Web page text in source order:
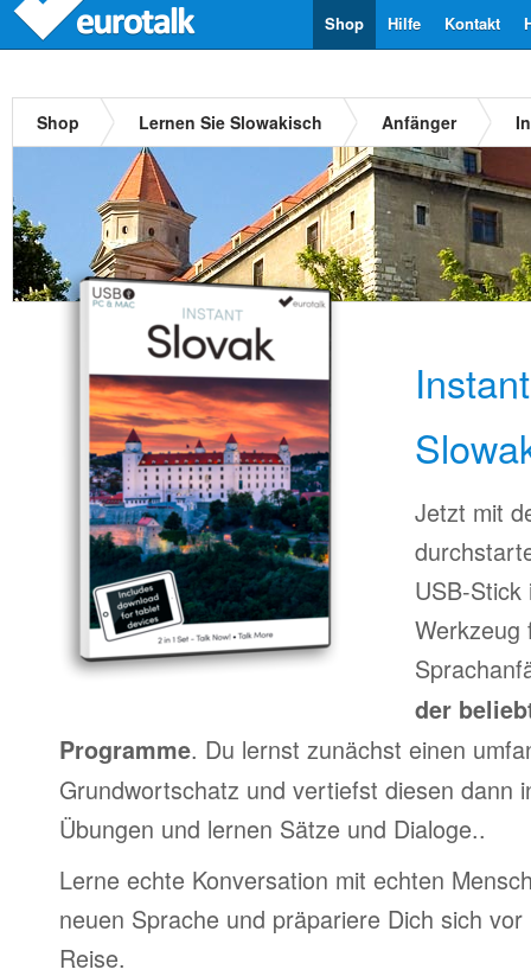
Kontakt
Hilfe
Shop
Shop Lernen Sie Slowakisch Anfänger
Jetzt mit
USB-
Werkzeug
der
Programme. Du lernst zunächst einen
Grundwortschatz und vertiefst diesen dann
Übungen und lernen Sätze und Dialoge..
Lerne echte Konversation mit echten
neuen Sprache und präpariere Dich sich
Reise.